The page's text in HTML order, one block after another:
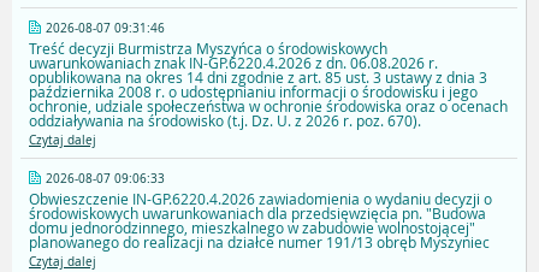
2026-08-07 09:31:46
Treść decyzji Burmistrza Myszyńca o środowiskowych
uwarunkowaniach znak IN-GP.6220.4.2026 z dn. 06.08.2026 r.
opublikowana na okres 14 dni zgodnie z art. 85 ust. 3 ustawy z dnia 3
października 2008 r. o udostępnianiu informacji o środowisku i jego
ochronie, udziale społeczeństwa w ochronie środowiska oraz o ocenach
oddziaływania na środowisko (t.j. Dz. U. z 2026 r. poz. 670).
Czytaj dalej
2026-08-07 09:06:33
Obwieszczenie IN-GP.6220.4.2026 zawiadomienia o wydaniu decyzji o
środowiskowych uwarunkowaniach dla przedsięwzięcia pn. "Budowa
domu jednorodzinnego, mieszkalnego w zabudowie wolnostojącej"
planowanego do realizacji na działce numer 191/13 obręb Myszyniec
Czytaj dalej